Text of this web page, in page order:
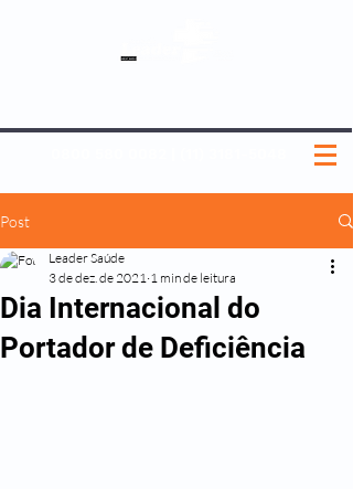
Post
Dia Internacional do
Portador de Deficiência
Leader Saúde
3 de dez. de 2021 1 min de leitura